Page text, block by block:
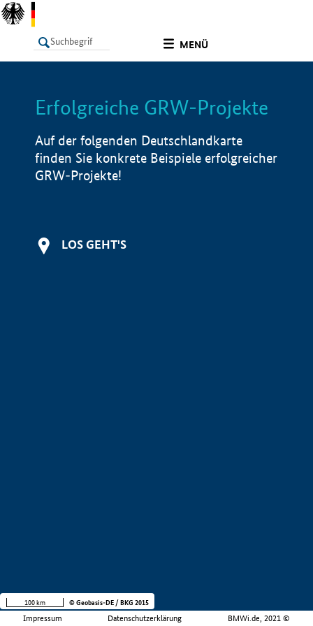
MENÜ
LISTE Info
Erfolgreiche GRW-Projekte
Auf der folgenden Deutschlandkarte
finden Sie konkrete Beispiele erfolgreicher
GRW-Projekte!
LOS GEHT'S
Impressum Datenschutzerklärung BMWi.de, 2021 ©
100 km © Geobasis-DE / BKG 2015